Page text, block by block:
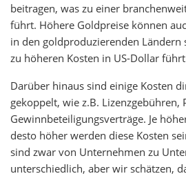
beitragen, was zu einer
führt. Höhere Goldpreise können
in den goldproduzierenden Ländern
zu höheren Kosten in US-Dollar
Darüber hinaus sind einige Kosten
gekoppelt, wie z.B.
Gewinnbeteiligungsverträge. Je
desto höher werden diese Kosten
sind zwar von Unternehmen zu
unterschiedlich, aber wir schätzen,